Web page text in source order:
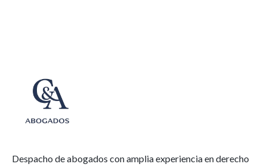
Despacho de abogados con amplia experiencia en derecho